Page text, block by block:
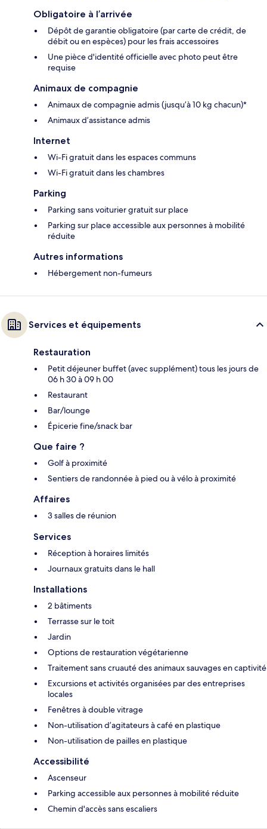
Obligatoire à l’arrivée
Dépôt de garantie obligatoire (par carte de crédit, de
débit ou en espèces) pour les frais accessoires
Une pièce d'identité officielle avec photo peut être
requise
Animaux de compagnie
Animaux de compagnie admis (jusqu’à 10 kg chacun)*
Animaux d’assistance admis
Internet
Wi-Fi gratuit dans les espaces communs
Wi-Fi gratuit dans les chambres
Parking
Parking sans voiturier gratuit sur place
Parking sur place accessible aux personnes à mobilité
réduite
Autres informations
Hébergement non-fumeurs
Services et équipements
Restauration
Petit déjeuner buffet (avec supplément) tous les jours de
06 h 30 à 09 h 00
Restaurant
Bar/lounge
Épicerie fine/snack bar
Que faire ?
Golf à proximité
Sentiers de randonnée à pied ou à vélo à proximité
Affaires
3 salles de réunion
Services
Réception à horaires limités
Journaux gratuits dans le hall
Installations
2 bâtiments
Terrasse sur le toit
Jardin
Options de restauration végétarienne
Traitement sans cruauté des animaux sauvages en captivité
Excursions et activités organisées par des entreprises
locales
Fenêtres à double vitrage
Non-utilisation d’agitateurs à café en plastique
Non-utilisation de pailles en plastique
Accessibilité
Ascenseur
Parking accessible aux personnes à mobilité réduite
Chemin d'accès sans escaliers